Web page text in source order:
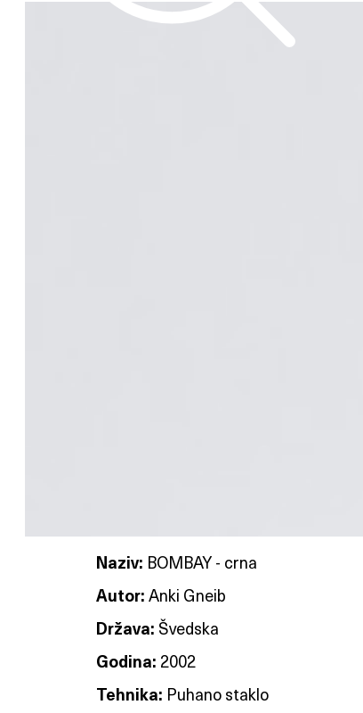
Naziv: BOMBAY - crna
Autor: Anki Gneib
Država: Švedska
Godina: 2002
Tehnika: Puhano staklo